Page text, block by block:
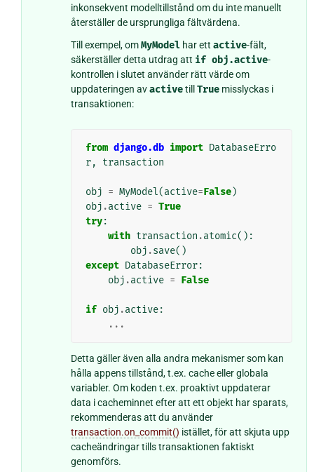
inkonsekvent modelltillstånd om du inte manuellt
återställer de ursprungliga fältvärdena.
Till exempel, omMyModelhar ett active-fält,
säkerställer detta utdrag att if obj.active-
kontrollen i slutet använder rätt värde om
uppdateringen avactivetill Truemisslyckas i
transaktionen:
from django.db import DatabaseErro
r, transaction
obj = MyModel(active=False)
obj .active = True
try:
with transaction .atomic():
obj .save()
except DatabaseError:
obj .active = False
if obj .active:
...
Detta gäller även alla andra mekanismer som kan
hålla appens tillstånd, t.ex. cache eller globala
variabler. Om koden t.ex. proaktivt uppdaterar
data i cacheminnet efter att ett objekt har sparats,
rekommenderas att du använder
transaction.on_commit() istället, för att skjuta upp
cacheändringar tills transaktionen faktiskt
genomförs.